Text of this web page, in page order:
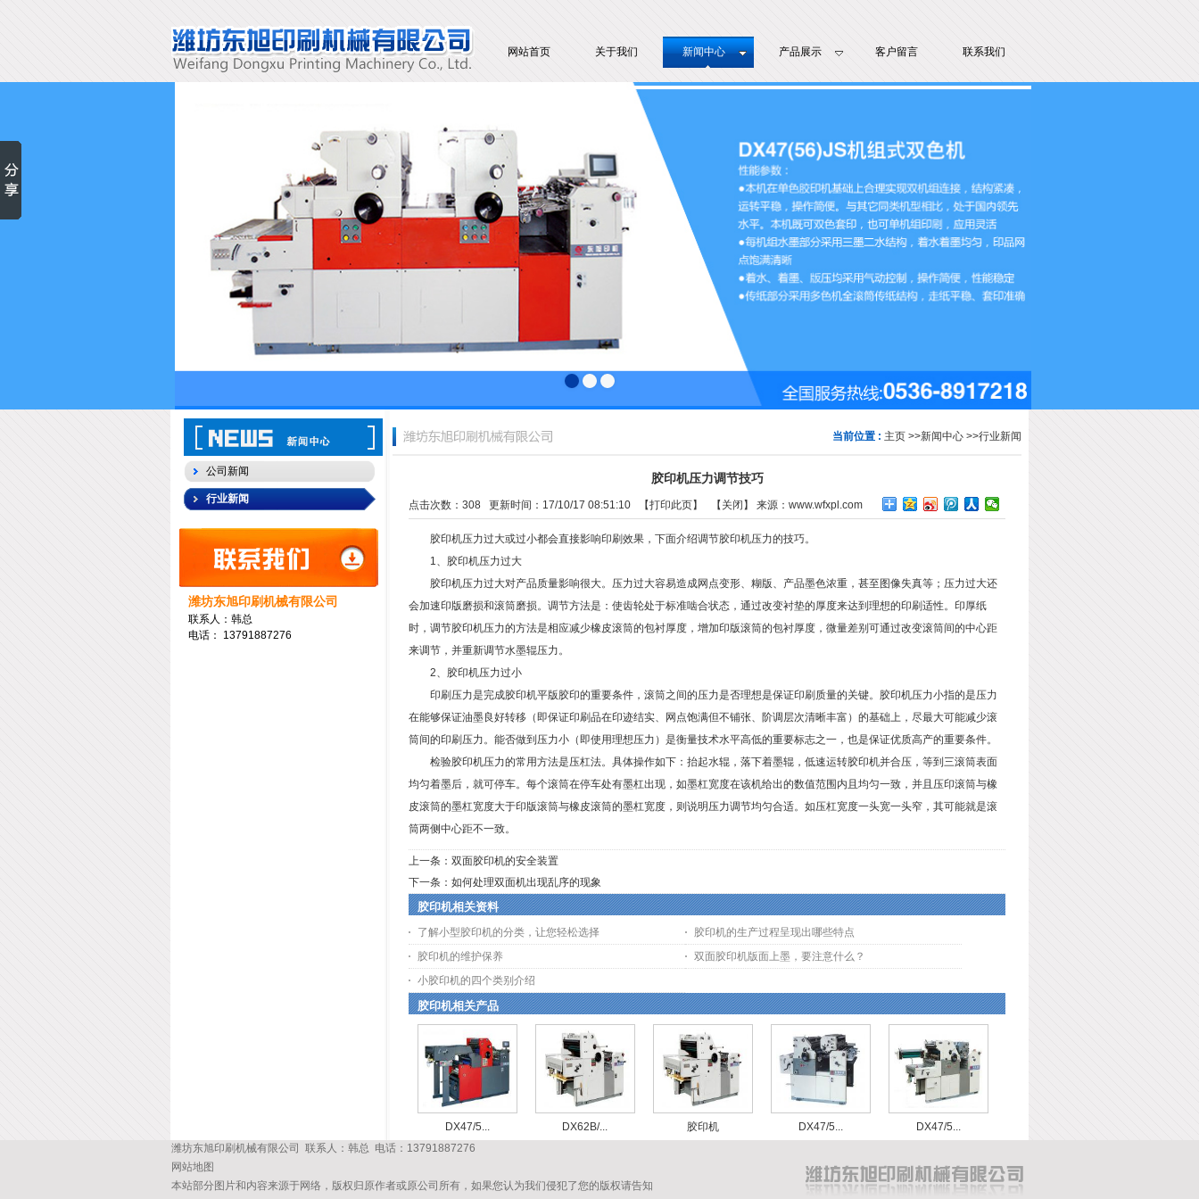
网站首页 关于我们 新闻中心 产品展示 客户留言 联系我们
当前位置 : 主页 >>新闻中心 >>行业新闻
胶印机压力调节技巧
点击次数： 308更新时间：17/10/17 08:51:10 【打印此页】 【 关闭 】 来源： www.wfxpl.com
胶印机压力过大或过小都会直接影响印刷效果，下面介绍调节胶印机压力的技巧。
1、胶印机压力过大
胶印机压力过大对产品质量影响很大。压力过大容易造成网点变形、糊版、产品墨色浓重，甚至图像失真等；压力过大还
会加速印版磨损和滚筒磨损。调节方法是：使齿轮处于标准啮合状态，通过改变衬垫的厚度来达到理想的印刷适性。印厚纸
时，调节胶印机压力的方法是相应减少橡皮滚筒的包衬厚度，增加印版滚筒的包衬厚度，微量差别可通过改变滚筒间的中心距
来调节，并重新调节水墨辊压力。
2、胶印机压力过小
印刷压力是完成胶印机平版胶印的重要条件，滚筒之间的压力是否理想是保证印刷质量的关键。胶印机压力小指的是压力
在能够保证油墨良好转移（即保证印刷品在印迹结实、网点饱满但不铺张、阶调层次清晰丰富）的基础上，尽最大可能减少滚
筒间的印刷压力。能否做到压力小（即使用理想压力）是衡量技术水平高低的重要标志之一，也是保证优质高产的重要条件。
检验胶印机压力的常用方法是压杠法。具体操作如下：抬起水辊，落下着墨辊，低速运转胶印机并合压，等到三滚筒表面
均匀着墨后，就可停车。每个滚筒在停车处有墨杠出现，如墨杠宽度在该机给出的数值范围内且均匀一致，并且压印滚筒与橡
皮滚筒的墨杠宽度大于印版滚筒与橡皮滚筒的墨杠宽度，则说明压力调节均匀合适。如压杠宽度一头宽一头窄，其可能就是滚
筒两侧中心距不一致。
上一条： 双面胶印机的安全装置
下一条： 如何处理双面机出现乱序的现象
胶印机相关资料
了解小型胶印机的分类，让您轻松选择
胶印机的生产过程呈现出哪些特点
胶印机的维护保养
双面胶印机版面上墨，要注意什么？
小胶印机的四个类别介绍
胶印机相关产品
DX47/5... DX62B/... 胶印机 DX47/5... DX47/5...
公司新闻
行业新闻
潍坊东旭印刷机械有限公司
联系人：韩总
电话： 13791887276
潍坊东旭印刷机械有限公司 联系人：韩总 电话：13791887276
网站地图
本站部分图片和内容来源于网络，版权归原作者或原公司所有，如果您认为我们侵犯了您的版权请告知